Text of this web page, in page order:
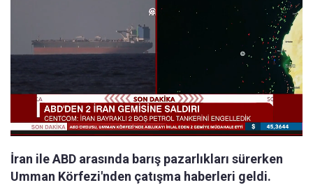
İran ile ABD arasında barış pazarlıkları sürerken
Umman Körfezi'nden çatışma haberleri geldi.